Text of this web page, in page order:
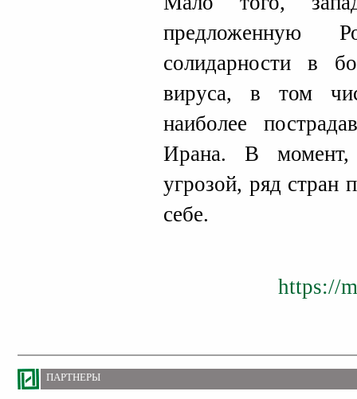
предложенную
солидарности в
вируса, в том
наиболее
Ирана. В момент,
угрозой, ряд стран
себе.
https://
ПАРТНЕРЫ